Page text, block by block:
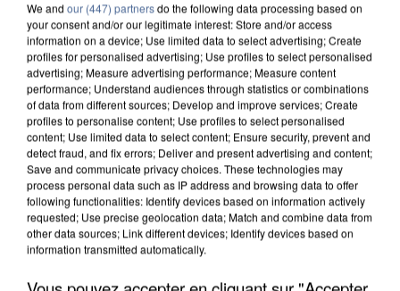
We and our (447) partnersdo the following data processing based on
your consent and/or our legitimate interest: Store and/or access
information on a device; Use limited data to select advertising; Create
profiles for personalised advertising; Use profiles to select personalised
advertising; Measure advertising performance; Measure content
performance; Understand audiences through statistics or combinations
of data from different sources; Develop and improve services; Create
profiles to personalise content; Use profiles to select personalised
content; Use limited data to select content; Ensure security, prevent and
detect fraud, and fix errors; Deliver and present advertising and content;
Save and communicate privacy choices. These technologies may
process personal data such as IP address and browsing data to offer
following functionalities: Identify devices based on information actively
requested; Use precise geolocation data; Match and combine data from
other data sources; Link different devices; Identify devices based on
information transmitted automatically.